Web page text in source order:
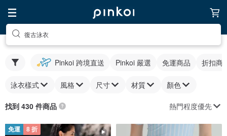
復古泳衣
Pinkoi 跨境直送 Pinkoi 嚴選 免運商品 折扣商
泳衣樣式 風格 尺寸 材質 顏色
找到 430 件商品 熱門程度優先
免運 8 折